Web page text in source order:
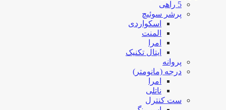
5 راهی
پرشر سوئیچ
اسکواردی
المنت
امرا
ایتال تکنیک
پروانه
درجه (مانومتر)
امرا
ناتلی
ست کنترل